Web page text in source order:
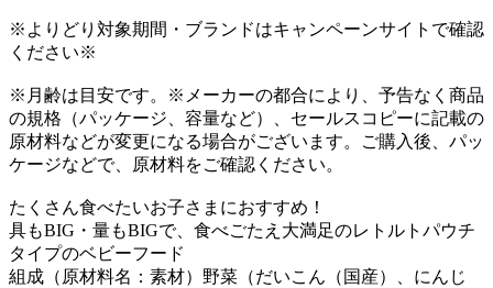
※よりどり対象期間・ブランドはキャンペーンサイトで確認
ください※
※月齢は目安です。※メーカーの都合により、予告なく商品
の規格（パッケージ、容量など）、セールスコピーに記載の
原材料などが変更になる場合がございます。ご購入後、パッ
ケージなどで、原材料をご確認ください。
たくさん食べたいお子さまにおすすめ！
具もBIG・量もBIGで、食べごたえ大満足のレトルトパウチ
タイプのベビーフード
組成（原材料名：素材）野菜（だいこん（国産）、にんじ